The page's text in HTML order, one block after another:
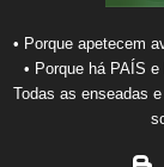
• Porque apetecem
• Porque há PAÍS
Todas as enseadas